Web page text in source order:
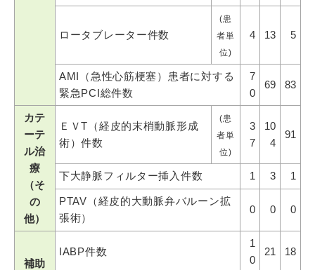
ロータブレーター件数
(患
者単
位)
4 13 5
AMI（急性心筋梗塞）患者に対する
緊急PCI総件数
7
0
69 83
カテ
ーテ
ル治
療
（そ
の
他）
ＥＶT（経皮的末梢動脈形成
術）件数
(患
者単
位)
3
7
10
4
91
下大静脈フィルター挿入件数 1 3 1
PTAV（経皮的大動脈弁バルーン拡
張術）
0 0 0
補助
IABP件数
1
0
21 18